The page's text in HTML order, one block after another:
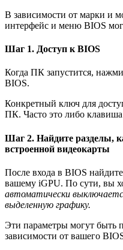
В зависимости от марки и
интерфейс и меню BIOS
Шаг 1. Доступ к BIOS
Когда ПК запустится,
BIOS.
Конкретный ключ для
ПК. Часто это либо
Шаг 2. Найдите разделы,
встроенной видеокарты
После входа в BIOS
вашему iGPU. По сути, вы
автоматически
выделенную графику.
Эти параметры могут быть
зависимости от вашего